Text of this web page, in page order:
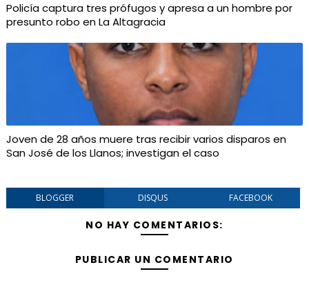
Policía captura tres prófugos y apresa a un hombre por
presunto robo en La Altagracia
Joven de 28 años muere tras recibir varios disparos en
San José de los Llanos; investigan el caso
BLOGGER DISQUS FACEBOOK
NO HAY COMENTARIOS:
PUBLICAR UN COMENTARIO